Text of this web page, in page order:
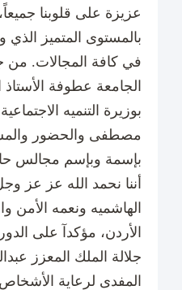
عزيزة على قلوبنا
بالمستوى المتميز الذي
في كافة المجالات.
الجامعة عطوفة
بوزيرة التنميه
مصطفى والحضور
بإسمة وبإسم مجالس
أننا نحمد الله عز عز
الهاشميه ونعمه الأمن
الأردن، مؤكدآ على
جلالة الملك المعزز
المفدى لرعاية